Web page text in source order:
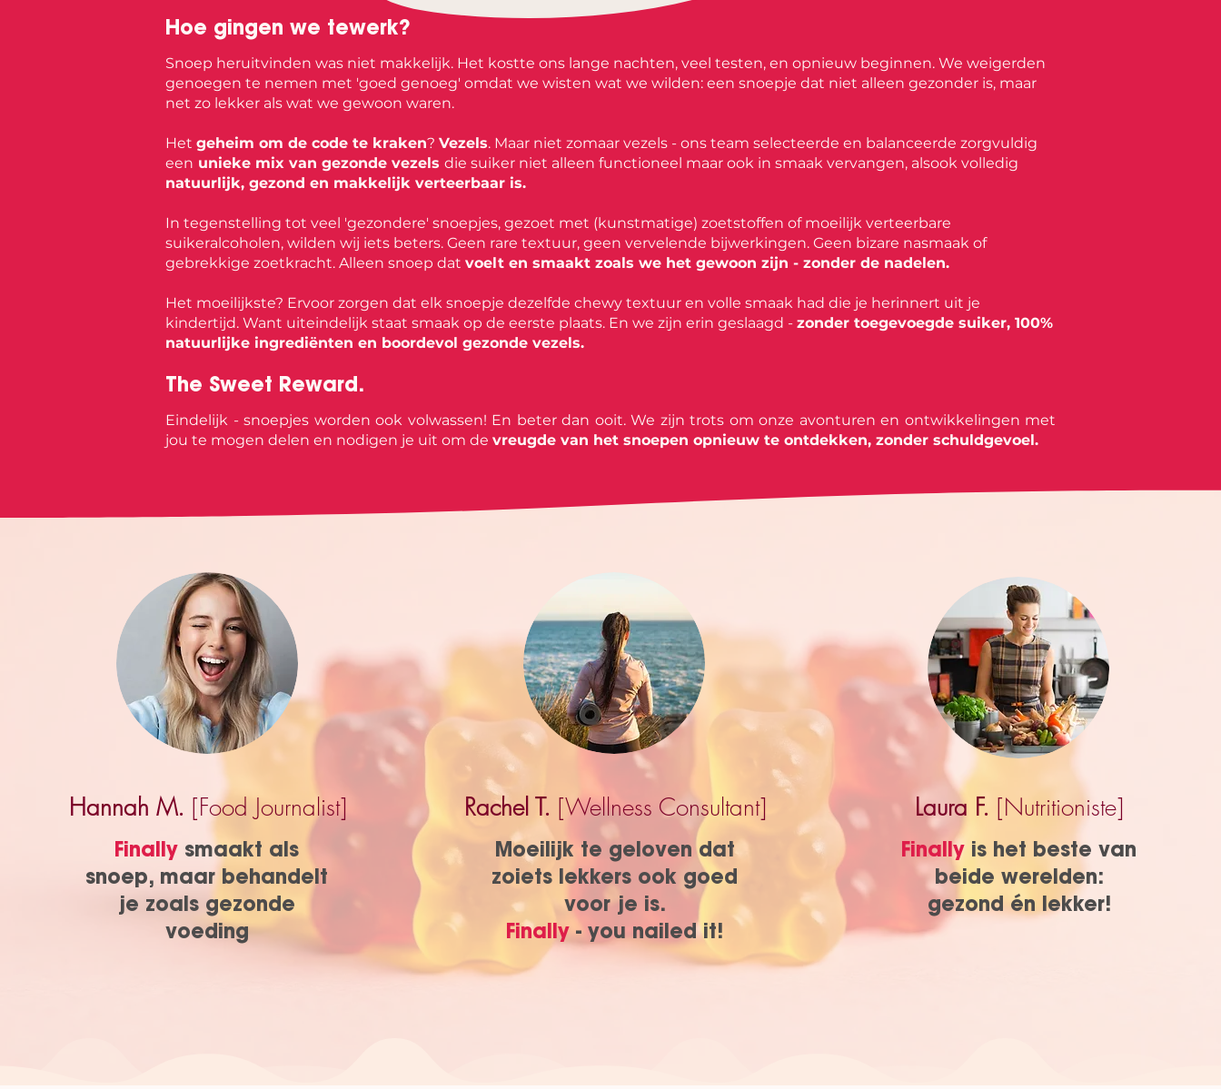
Hoe gingen we tewerk?
Snoep heruitvinden was niet makkelijk. Het kostte ons lange nachten, veel testen, en opnieuw beginnen. We weigerden
genoegen te nemen met 'goed genoeg' omdat we wisten wat we wilden: een snoepje dat niet alleen gezonder is, maar
net zo lekker als wat we gewoon waren.
Het geheim om de code te kraken? Vezels. Maar niet zomaar vezels - ons team selecteerde en balanceerde zorgvuldig
een unieke mix van gezonde vezels die suiker niet alleen functioneel maar ook in smaak vervangen, alsook volledig
natuurlijk, gezond en makkelijk verteerbaar is.
In tegenstelling tot veel 'gezondere' snoepjes, gezoet met (kunstmatige) zoetstoffen of moeilijk verteerbare
suikeralcoholen, wilden wij iets beters. Geen rare textuur, geen vervelende bijwerkingen. Geen bizare nasmaak of
gebrekkige zoetkracht. Alleen snoep dat voelt en smaakt zoals we het gewoon zijn - zonder de nadelen.
Het moeilijkste? Ervoor zorgen dat elk snoepje dezelfde chewy textuur en volle smaak had die je herinnert uit je
kindertijd. Want uiteindelijk staat smaak op de eerste plaats. En we zijn erin geslaagd - zonder toegevoegde suiker, 100%
natuurlijke ingrediënten en boordevol gezonde vezels.
The Sweet Reward.
Eindelijk - snoepjes worden ook volwassen! En beter dan ooit. We zijn trots om onze avonturen en ontwikkelingen met
jou te mogen delen en nodigen je uit om de vreugde van het snoepen opnieuw te ontdekken, zonder schuldgevoel.
Hannah M. [Food Journalist]
Finally smaakt als
snoep, maar behandelt
je zoals gezonde
voeding
Rachel T. [Wellness Consultant]
Moeilijk te geloven dat
zoiets lekkers ook goed
voor je is.
Finally- you nailed it!
Laura F. [Nutritioniste]
Finally is het beste van
beide werelden:
gezond én lekker!